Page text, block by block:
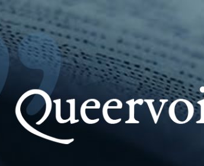
Pular para o conteúdo principal